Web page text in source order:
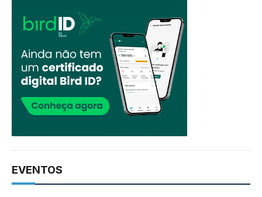
EVENTOS